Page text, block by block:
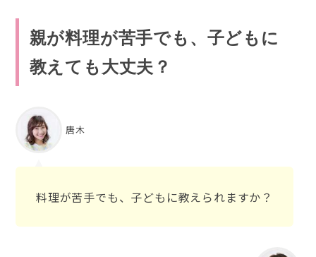
親が料理が苦手でも、子どもに
教えても大丈夫？
唐木
料理が苦手でも、子どもに教えられますか？